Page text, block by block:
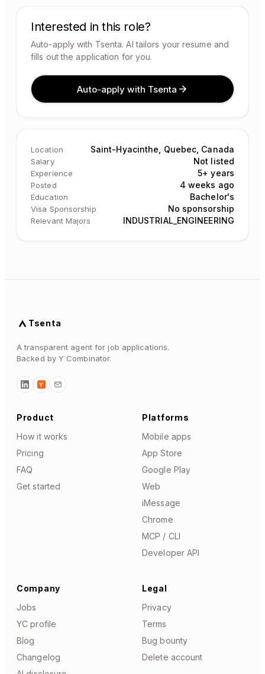
Interested in this role?
Auto-apply with Tsenta. AI tailors your resume and
fills out the application for you.
Auto-apply with Tsenta
Location Saint-Hyacinthe, Quebec, Canada
Salary Not listed
Experience 5+ years
Posted 4 weeks ago
Education Bachelor's
Visa Sponsorship No sponsorship
Relevant Majors INDUSTRIAL_ENGINEERING
Tsenta
A transparent agent for job applications.
Backed by Y Combinator.
Y
Product
How it works
Pricing
FAQ
Get started
Platforms
Mobile apps
App Store
Google Play
Web
iMessage
Chrome
MCP / CLI
Developer API
Company
Jobs
YC profile
Blog
Changelog
Legal
Privacy
Terms
Bug bounty
Delete account